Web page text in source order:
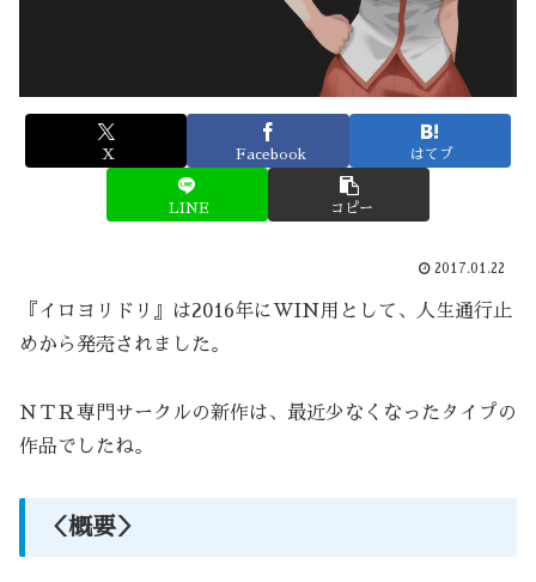
X Facebook はてブ
LINE コピー
2017.01.22
『イロヨリドリ』は2016年にWIN用として、人生通行止
めから発売されました。
ＮＴＲ専門サークルの新作は、最近少なくなったタイプの
作品でしたね。
＜概要＞